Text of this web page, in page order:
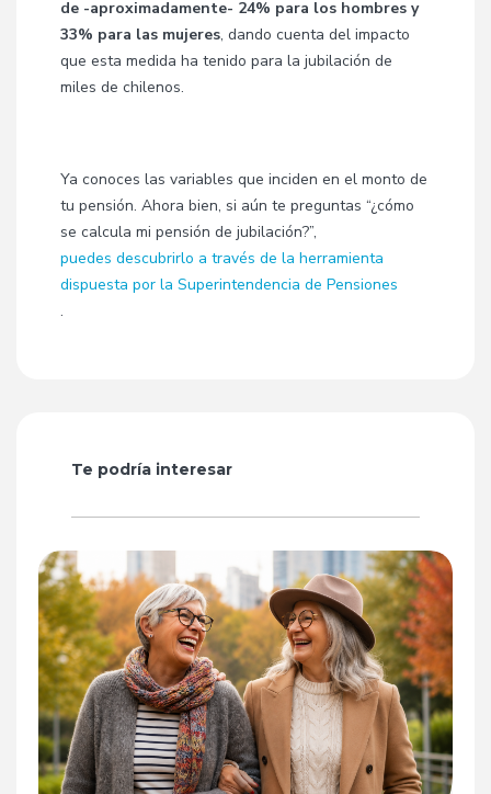
de -aproximadamente- 24% para los hombres y
33% para las mujeres, dando cuenta del impacto
que esta medida ha tenido para la jubilación de
miles de chilenos.
Ya conoces las variables que inciden en el monto de
tu pensión. Ahora bien, si aún te preguntas “¿cómo
se calcula mi pensión de jubilación?”,
puedes descubrirlo a través de la herramienta
dispuesta por la Superintendencia de Pensiones
.
Te podría interesar